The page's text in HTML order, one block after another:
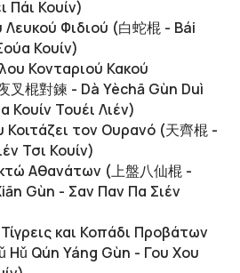
Πάι Κουίν)
Φιδιού (白蛇棍 - Bái
Κουίν)
Κονταριού Κακού
叉棍對鍊 - Dà Yèchā Gùn Duì
Κουίν Τουέι Λιέν)
Κοιτάζει τον Ουρανό (天齊棍 -
Τσι Κουίν)
Αθανάτων (上盤八仙棍 -
Gùn - Σαν Παν Πα Σιέν
και Κοπάδι Προβάτων
Hǔ Qún Yáng Gùn - Γου Χου